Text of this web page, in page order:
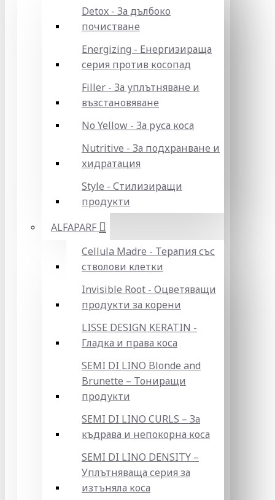
Detox - За дълбоко
почистване
Energizing - Енергизираща
серия против косопад
Filler - За уплътняване и
възстановяване
No Yellow - За руса коса
Nutritive - За подхранване и
хидратация
Style - Стилизиращи
продукти
ALFAPARF
Cellula Madre - Терапия със
стволови клетки
Invisible Root - Оцветяващи
продукти за корени
LISSE DESIGN KERATIN -
Гладка и права коса
SEMI DI LINO Blonde and
Brunette – Тониращи
продукти
SEMI DI LINO CURLS – За
къдрава и непокорна коса
SEMI DI LINO DENSITY –
Уплътняваща серия за
изтъняла коса